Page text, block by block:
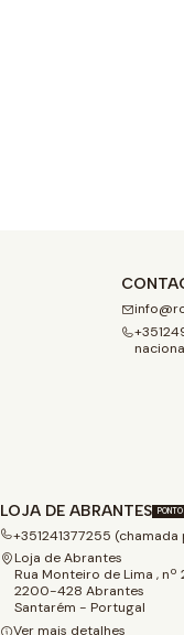
LOJA DE ABRANTES
+351241377255
Loja de Abrantes
Rua Monteiro de Lima , nº
2200-428 Abrantes
Santarém - Portugal
Ver mais detalhes